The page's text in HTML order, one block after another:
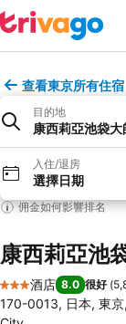
查看東京所有住宿
目的地
康西莉亞池袋
入住/退房
選擇日期
佣金如何影響排名
康西莉亞池
3 星級
酒店 8.0 很好 (
170-0013, 日本, 東